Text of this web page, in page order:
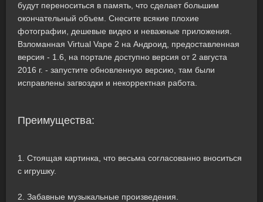
будут переноситься в память, что сделает большим
окончательный объем. Снесите всякие плохие
фотографии, дешевые видео и неважные приложения.
Взломанная Virtual Vape 2 на Андроид, предоставленная
версия - 1.6, на портале доступно версия от 2 августа
2016 г. - запустите обновленную версию, там были
исправлены загвоздки и некорректная работа.
Преимущества:
1. Стоящая картинка, что весьма согласованно вноситься
с игрушку.
2. Забавные музыкальные произведения.